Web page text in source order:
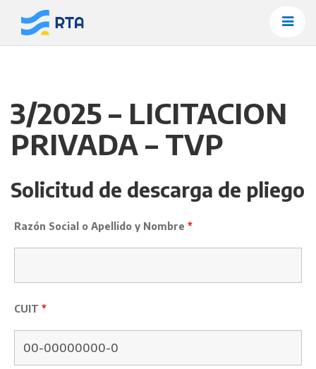
contenido
3/2025 – LICITACION
PRIVADA – TVP
Solicitud de descarga de pliego
Razón Social o Apellido y Nombre *
CUIT *